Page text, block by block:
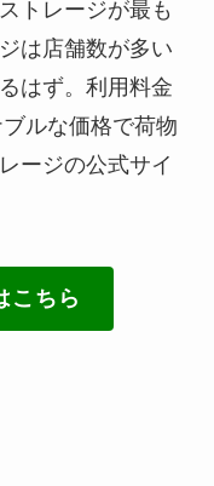
トレージが最も
は店舗数が多い
はず。利用料金
ルな価格で荷物
ージの公式サイ
こちら